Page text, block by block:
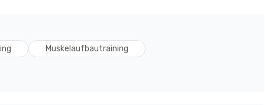
Muskelaufbautraining